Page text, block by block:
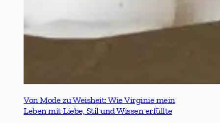
Von Mode zu Weisheit: Wie Virginie mein
Leben mit Liebe, Stil und Wissen erfüllte